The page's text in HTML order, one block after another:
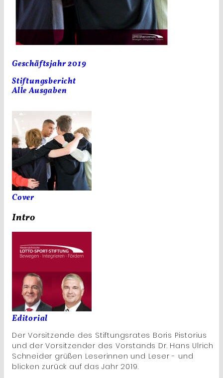
Geschäftsjahr 2019
Stiftungsbericht
Alle Ausgaben
Cover
Intro
Editorial
Der Vorsitzende des Stiftungsrates Boris Pistorius
und der Vorsitzender des Vorstands Dr. Hans Ulrich
Schneider grüßen Leserinnen und Leser - und
blicken zurück auf das Jahr 2019.